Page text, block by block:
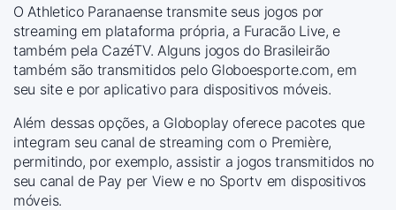
O Athletico Paranaense transmite seus jogos por
streaming em plataforma própria, a Furacão Live, e
também pela CazéTV. Alguns jogos do Brasileirão
também são transmitidos pelo Globoesporte.com, em
seu site e por aplicativo para dispositivos móveis.
Além dessas opções, a Globoplay oferece pacotes que
integram seu canal de streaming com o Première,
permitindo, por exemplo, assistir a jogos transmitidos no
seu canal de Pay per View e no Sportv em dispositivos
móveis.